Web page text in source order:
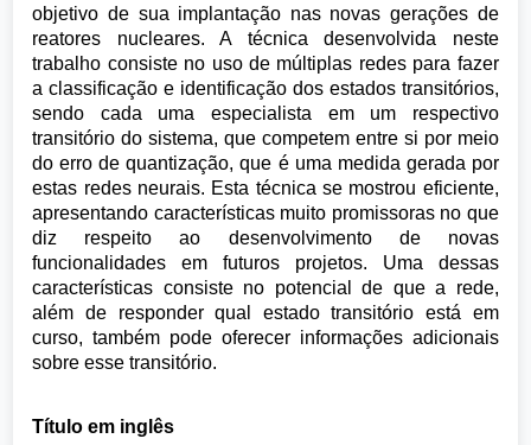
objetivo de sua implantação nas novas gerações de
reatores nucleares. A técnica desenvolvida neste
trabalho consiste no uso de múltiplas redes para fazer
a classificação e identificação dos estados transitórios,
sendo cada uma especialista em um respectivo
transitório do sistema, que competem entre si por meio
do erro de quantização, que é uma medida gerada por
estas redes neurais. Esta técnica se mostrou eficiente,
apresentando características muito promissoras no que
diz respeito ao desenvolvimento de novas
funcionalidades em futuros projetos. Uma dessas
características consiste no potencial de que a rede,
além de responder qual estado transitório está em
curso, também pode oferecer informações adicionais
sobre esse transitório.
Título em inglês